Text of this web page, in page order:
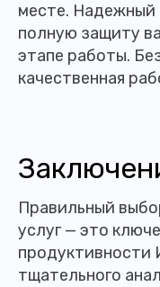
месте. Надежный
полную защиту
этапе работы.
качественная
Правильный
услуг — это
продуктивности
тщательного